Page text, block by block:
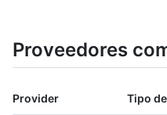
Proveedores
Provider Tipo